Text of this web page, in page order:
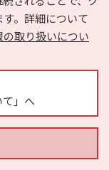
島
電鉄本線 平和島駅
。詳細について
の取り扱いについ
て」へ